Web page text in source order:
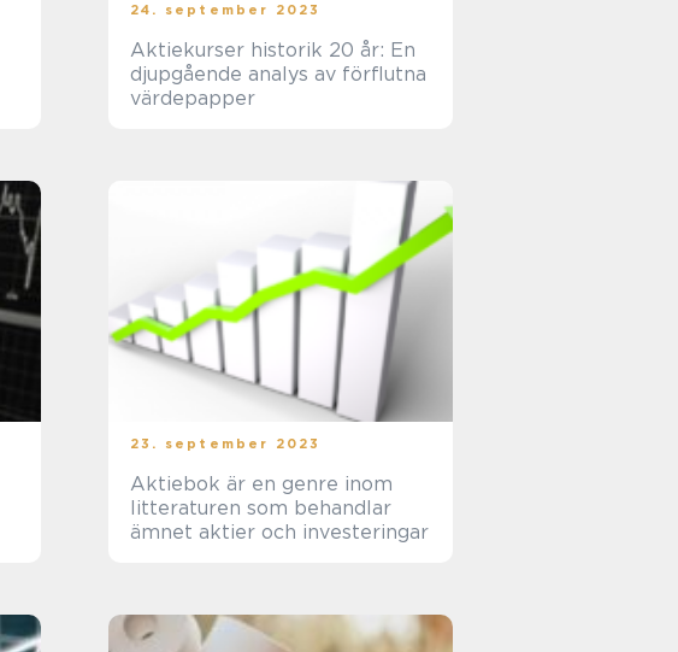
24. september 2023
Aktiekurser historik 20 år: En
djupgående analys av förflutna
värdepapper
23. september 2023
Aktiebok är en genre inom
litteraturen som behandlar
ämnet aktier och investeringar